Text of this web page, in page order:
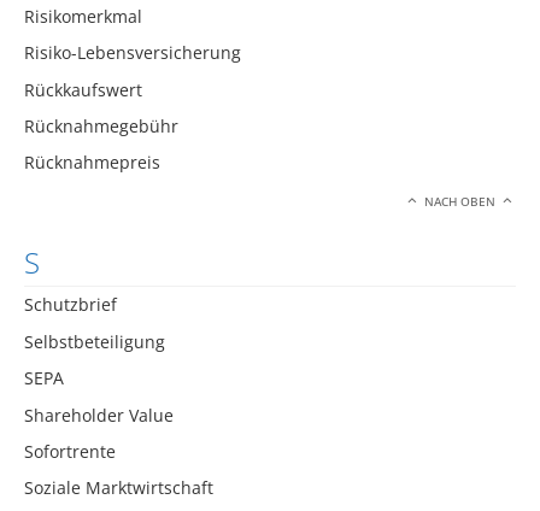
Risikomerkmal
Risiko-Lebensversicherung
Rückkaufswert
Rücknahmegebühr
Rücknahmepreis
NACH OBEN
S
Schutzbrief
Selbstbeteiligung
SEPA
Shareholder Value
Sofortrente
Soziale Marktwirtschaft